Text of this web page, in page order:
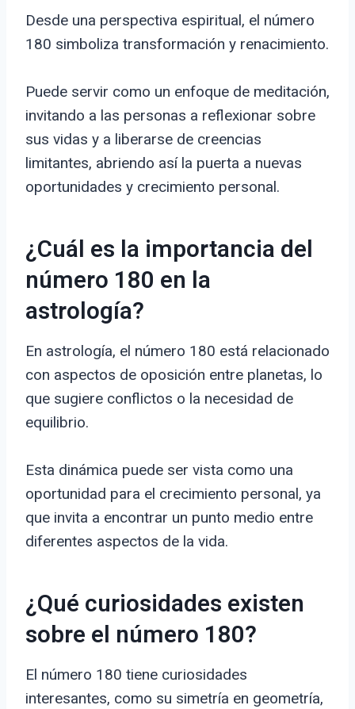
Desde una perspectiva espiritual, el número
180 simboliza transformación y renacimiento.
Puede servir como un enfoque de meditación,
invitando a las personas a reflexionar sobre
sus vidas y a liberarse de creencias
limitantes, abriendo así la puerta a nuevas
oportunidades y crecimiento personal.
¿Cuál es la importancia del
número 180 en la
astrología?
En astrología, el número 180 está relacionado
con aspectos de oposición entre planetas, lo
que sugiere conflictos o la necesidad de
equilibrio.
Esta dinámica puede ser vista como una
oportunidad para el crecimiento personal, ya
que invita a encontrar un punto medio entre
diferentes aspectos de la vida.
¿Qué curiosidades existen
sobre el número 180?
El número 180 tiene curiosidades
interesantes, como su simetría en geometría,